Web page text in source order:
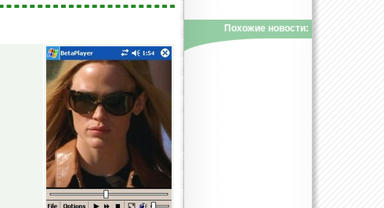
Похожие новости: